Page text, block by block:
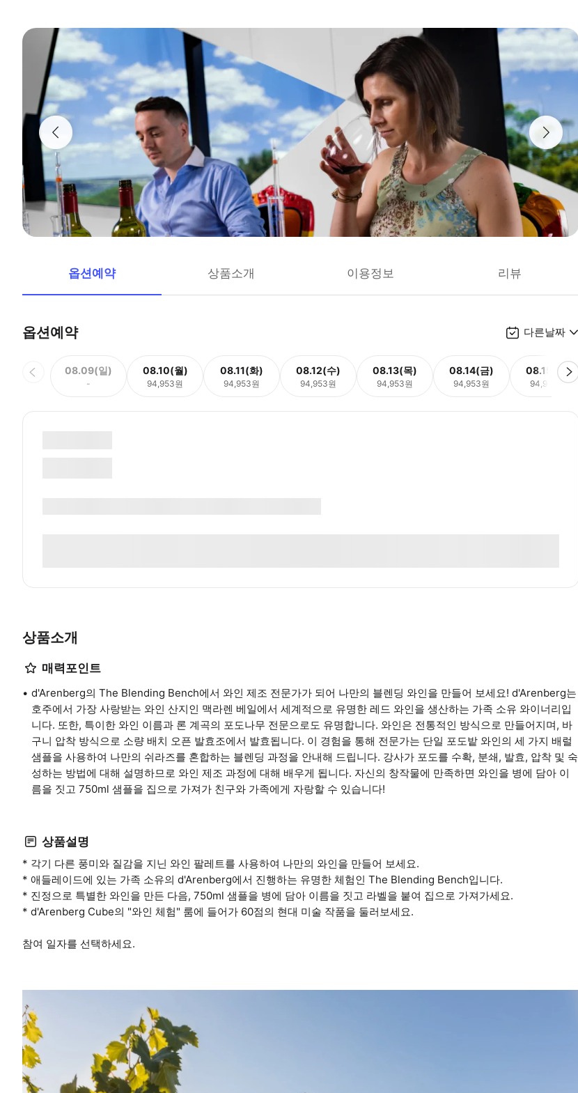
옵션예약 상품소개 이용정보 리뷰
옵션예약 다른날짜
08.09(일)
-
08.10(월)
94,953원
08.11(화)
94,953원
08.12(수)
94,953원
08.13(목)
94,953원
08.14(금)
94,953원
08.15(토)
94,953원
상품소개
매력포인트
d'Arenberg의 The Blending Bench에서 와인 제조 전문가가 되어 나만의 블렌딩 와인을 만들어 보세요! d'Arenberg는
호주에서 가장 사랑받는 와인 산지인 맥라렌 베일에서 세계적으로 유명한 레드 와인을 생산하는 가족 소유 와이너리입
니다. 또한, 특이한 와인 이름과 론 계곡의 포도나무 전문으로도 유명합니다. 와인은 전통적인 방식으로 만들어지며, 바
구니 압착 방식으로 소량 배치 오픈 발효조에서 발효됩니다. 이 경험을 통해 전문가는 단일 포도밭 와인의 세 가지 배럴
샘플을 사용하여 나만의 쉬라즈를 혼합하는 블렌딩 과정을 안내해 드립니다. 강사가 포도를 수확, 분쇄, 발효, 압착 및 숙
성하는 방법에 대해 설명하므로 와인 제조 과정에 대해 배우게 됩니다. 자신의 창작물에 만족하면 와인을 병에 담아 이
름을 짓고 750ml 샘플을 집으로 가져가 친구와 가족에게 자랑할 수 있습니다!
상품설명
* 각기 다른 풍미와 질감을 지닌 와인 팔레트를 사용하여 나만의 와인을 만들어 보세요.
* 애들레이드에 있는 가족 소유의 d'Arenberg에서 진행하는 유명한 체험인 The Blending Bench입니다.
* 진정으로 특별한 와인을 만든 다음, 750ml 샘플을 병에 담아 이름을 짓고 라벨을 붙여 집으로 가져가세요.
* d'Arenberg Cube의 "와인 체험" 룸에 들어가 60점의 현대 미술 작품을 둘러보세요.
참여 일자를 선택하세요.